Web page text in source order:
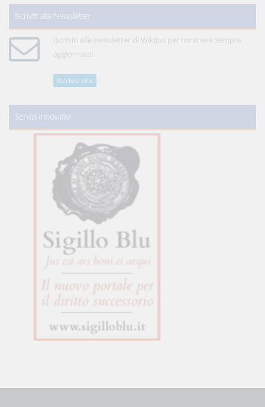
Iscriviti alla Newsletter
Iscriviti alla newsletter di WikiJus per rimanere sempre
aggiornato!
Iscriviti ora
Servizi innovativi